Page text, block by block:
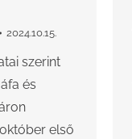
2024.10.15.
szerint
és
első